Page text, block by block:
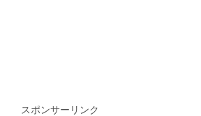
スポンサーリンク